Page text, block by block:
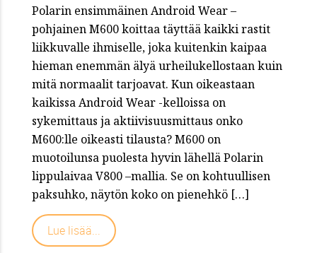
Polarin ensimmäinen Android Wear –
pohjainen M600 koittaa täyttää kaikki rastit
liikkuvalle ihmiselle, joka kuitenkin kaipaa
hieman enemmän älyä urheilukellostaan kuin
mitä normaalit tarjoavat. Kun oikeastaan
kaikissa Android Wear -kelloissa on
sykemittaus ja aktiivisuusmittaus onko
M600:lle oikeasti tilausta? M600 on
muotoilunsa puolesta hyvin lähellä Polarin
lippulaivaa V800 –mallia. Se on kohtuullisen
paksuhko, näytön koko on pienehkö […]
Lue lisää...